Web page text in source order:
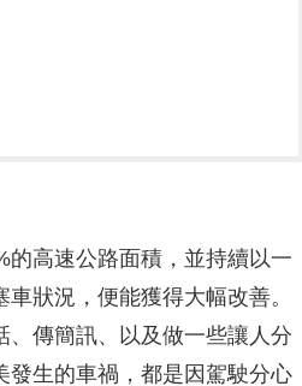
的高速公路面積，並持續以一
狀況，便能獲得大幅改善。
、傳簡訊、以及做一些讓人分
發生的車禍，都是因駕駛分心